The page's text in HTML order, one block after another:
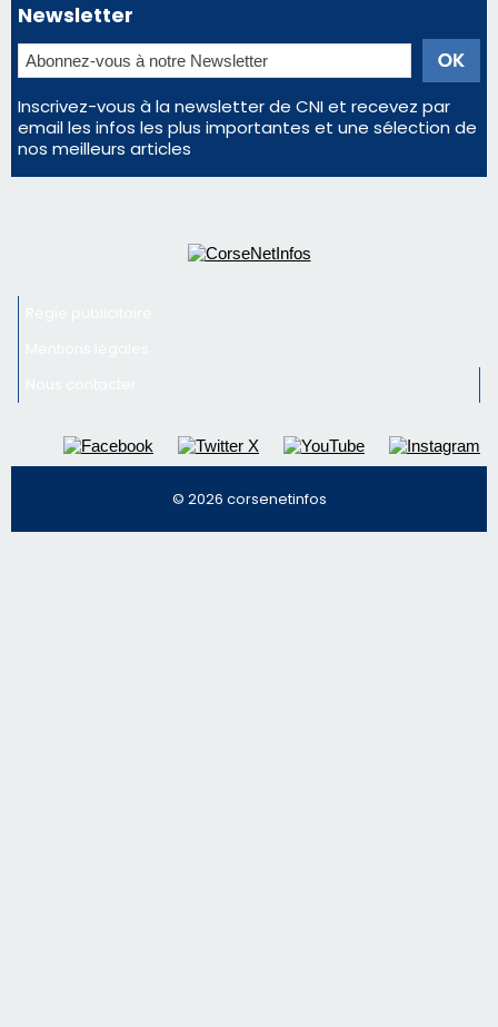
Newsletter
Inscrivez-vous à la newsletter de CNI et recevez par
email les infos les plus importantes et une sélection de
nos meilleurs articles
© 2026 corsenetinfos